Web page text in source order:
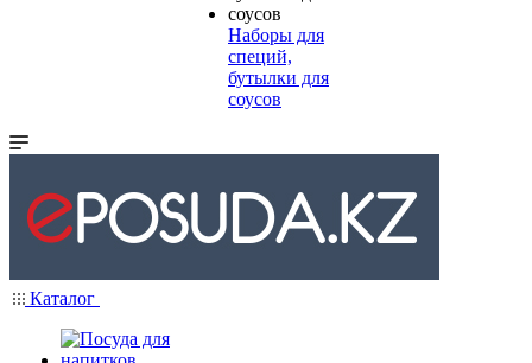
Наборы для
специй,
бутылки для
соусов
Каталог